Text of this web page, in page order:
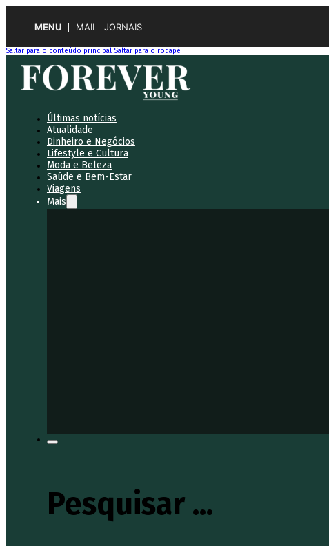
MENU MAIL JORNAIS
Saltar para o conteúdo principal Saltar para o rodapé
Últimas notícias
Atualidade
Dinheiro e Negócios
Lifestyle e Cultura
Moda e Beleza
Saúde e Bem-Estar
Viagens
Mais
Pesquisar ...